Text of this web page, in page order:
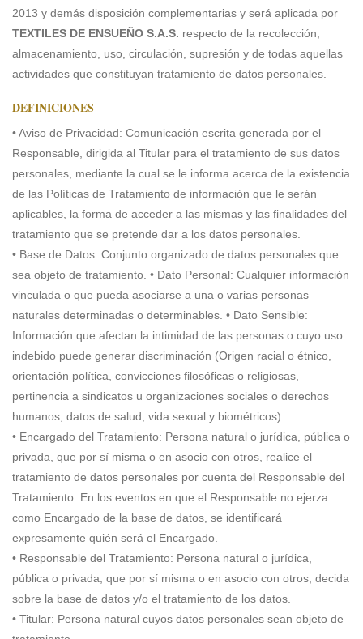
2013 y demás disposición complementarias y será aplicada por
TEXTILES DE ENSUEÑO S.A.S. respecto de la recolección,
almacenamiento, uso, circulación, supresión y de todas aquellas
actividades que constituyan tratamiento de datos personales.
DEFINICIONES
• Aviso de Privacidad: Comunicación escrita generada por el
Responsable, dirigida al Titular para el tratamiento de sus datos
personales, mediante la cual se le informa acerca de la existencia
de las Políticas de Tratamiento de información que le serán
aplicables, la forma de acceder a las mismas y las finalidades del
tratamiento que se pretende dar a los datos personales.
• Base de Datos: Conjunto organizado de datos personales que
sea objeto de tratamiento. • Dato Personal: Cualquier información
vinculada o que pueda asociarse a una o varias personas
naturales determinadas o determinables. • Dato Sensible:
Información que afectan la intimidad de las personas o cuyo uso
indebido puede generar discriminación (Origen racial o étnico,
orientación política, convicciones filosóficas o religiosas,
pertinencia a sindicatos u organizaciones sociales o derechos
humanos, datos de salud, vida sexual y biométricos)
• Encargado del Tratamiento: Persona natural o jurídica, pública o
privada, que por sí misma o en asocio con otros, realice el
tratamiento de datos personales por cuenta del Responsable del
Tratamiento. En los eventos en que el Responsable no ejerza
como Encargado de la base de datos, se identificará
expresamente quién será el Encargado.
• Responsable del Tratamiento: Persona natural o jurídica,
pública o privada, que por sí misma o en asocio con otros, decida
sobre la base de datos y/o el tratamiento de los datos.
• Titular: Persona natural cuyos datos personales sean objeto de